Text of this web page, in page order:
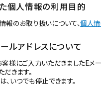
個人情報の利用目的
報のお取り扱いについて、個人
ルアドレスについて
客様にご入力いただきましたE
きます。
いつでも停止できます。